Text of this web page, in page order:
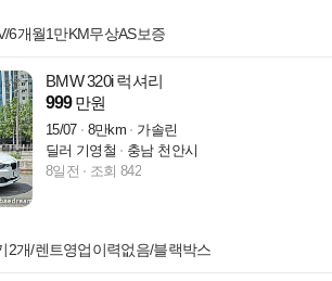
6개월1만KM무상AS보증
BMW 320i 럭셔리
999만원
15/07 8만km
가솔린
딜러 기영철
충남 천안시
8일전
조회 842
2개/렌트영업이력없음/블랙박스